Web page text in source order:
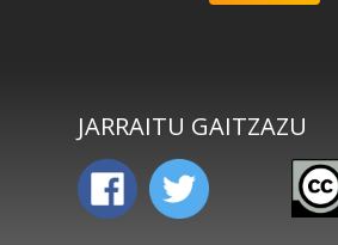
JARRAITU GAITZAZU